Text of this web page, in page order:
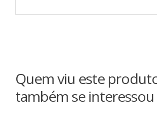
Quem viu este
também se